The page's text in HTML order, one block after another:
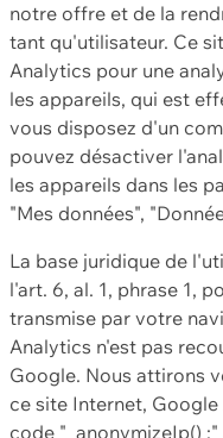
notre offre et de la
tant qu'utilisateur. Ce
Analytics pour une
les appareils, qui est
vous disposez d'un
pouvez désactiver
les appareils dans les
"Mes données",
La base juridique de
l'art. 6, al. 1, phrase 1,
transmise par votre
Analytics n'est pas
Google. Nous attirons
ce site Internet,
code "_anonymizeIp()